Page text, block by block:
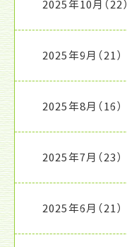
2025年10月 （22）
2025年9月 （21）
2025年8月 （16）
2025年7月 （23）
2025年6月 （21）